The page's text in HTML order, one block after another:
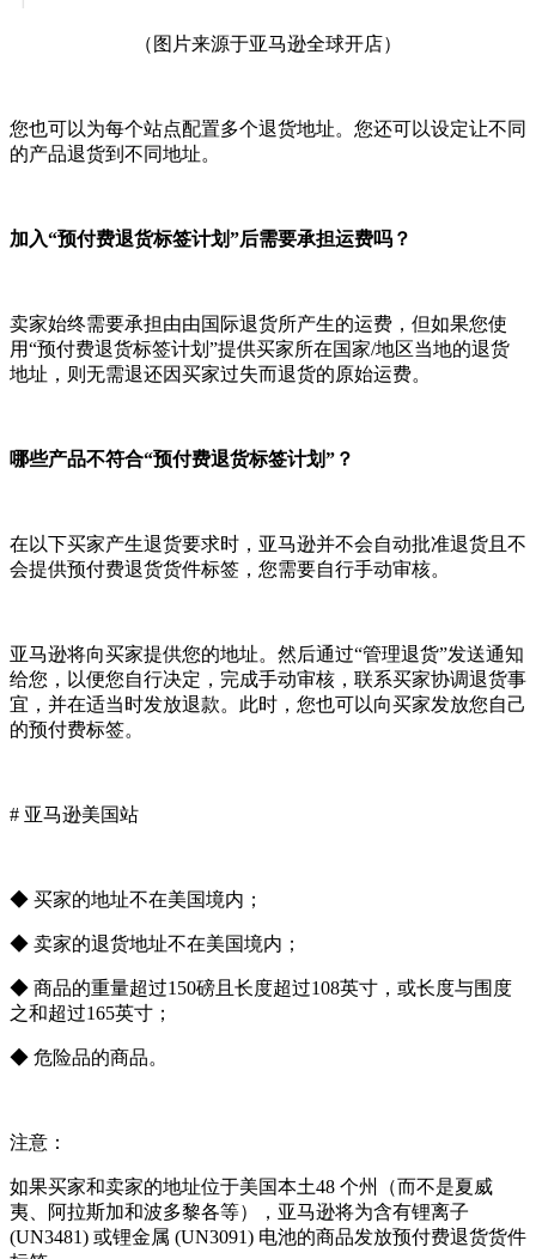
（图片来源于亚马逊全球开店）
您也可以为每个站点配置多个退货地址。您还可以设定让不同
的产品退货到不同地址。
加入“预付费退货标签计划”后需要承担运费吗？
卖家始终需要承担由由国际退货所产生的运费，但如果您使
用“预付费退货标签计划”提供买家所在国家/地区当地的退货
地址，则无需退还因买家过失而退货的原始运费。
哪些产品不符合“预付费退货标签计划”？
在以下买家产生退货要求时，亚马逊并不会自动批准退货且不
会提供预付费退货货件标签，您需要自行手动审核。
亚马逊将向买家提供您的地址。然后通过“管理退货”发送通知
给您，以便您自行决定，完成手动审核，联系买家协调退货事
宜，并在适当时发放退款。此时，您也可以向买家发放您自己
的预付费标签。
# 亚马逊美国站
◆ 买家的地址不在美国境内；
◆ 卖家的退货地址不在美国境内；
◆ 商品的重量超过150磅且长度超过108英寸，或长度与围度
之和超过165英寸；
◆ 危险品的商品。
注意：
如果买家和卖家的地址位于美国本土48 个州（而不是夏威
夷、阿拉斯加和波多黎各等），亚马逊将为含有锂离子
(UN3481) 或锂金属 (UN3091) 电池的商品发放预付费退货货件